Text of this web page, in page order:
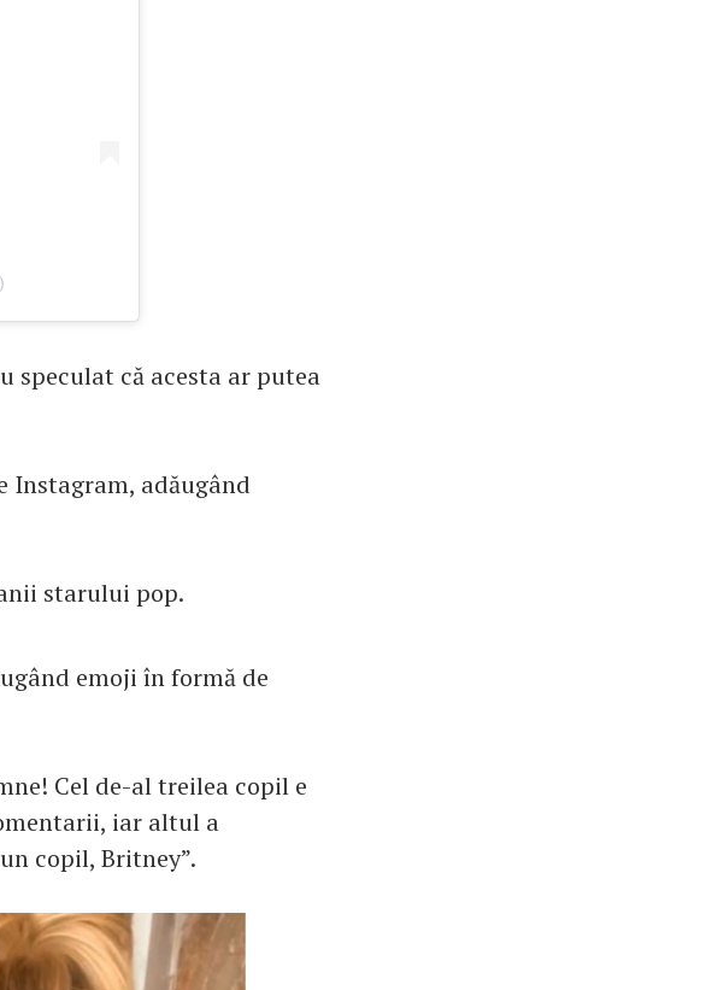
speculat că acesta ar putea
Instagram, adăugând
starului pop.
emoji în formă de
Cel de-al treilea copil e
iar altul a
copil, Britney”.